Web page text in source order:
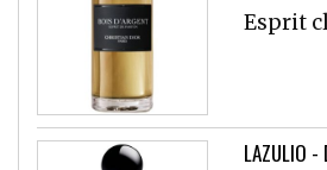
Esprit
LAZULIO -